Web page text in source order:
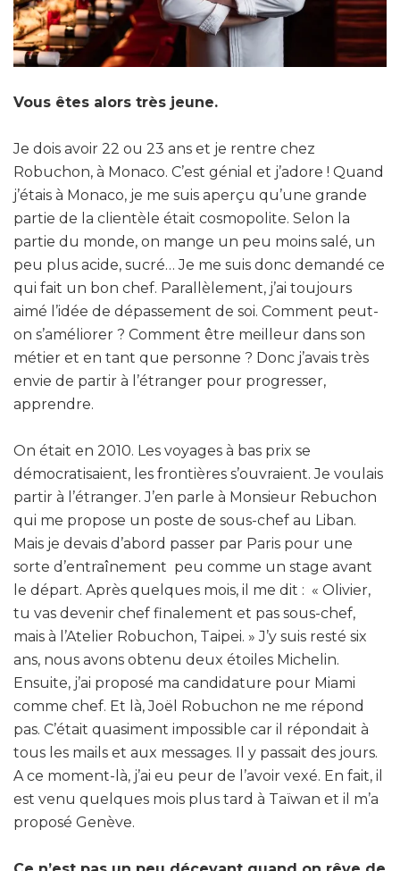
Vous êtes alors très jeune.
Je dois avoir 22 ou 23 ans et je rentre chez
Robuchon, à Monaco. C’est génial et j’adore ! Quand
j’étais à Monaco, je me suis aperçu qu’une grande
partie de la clientèle était cosmopolite. Selon la
partie du monde, on mange un peu moins salé, un
peu plus acide, sucré… Je me suis donc demandé ce
qui fait un bon chef. Parallèlement, j’ai toujours
aimé l’idée de dépassement de soi. Comment peut-
on s’améliorer ? Comment être meilleur dans son
métier et en tant que personne ? Donc j’avais très
envie de partir à l’étranger pour progresser,
apprendre.
On était en 2010. Les voyages à bas prix se
démocratisaient, les frontières s’ouvraient. Je voulais
partir à l’étranger. J’en parle à Monsieur Rebuchon
qui me propose un poste de sous-chef au Liban.
Mais je devais d’abord passer par Paris pour une
sorte d’entraînement peu comme un stage avant
le départ. Après quelques mois, il me dit : « Olivier,
tu vas devenir chef finalement et pas sous-chef,
mais à l’Atelier Robuchon, Taipei. » J’y suis resté six
ans, nous avons obtenu deux étoiles Michelin.
Ensuite, j’ai proposé ma candidature pour Miami
comme chef. Et là, Joël Robuchon ne me répond
pas. C’était quasiment impossible car il répondait à
tous les mails et aux messages. Il y passait des jours.
A ce moment-là, j’ai eu peur de l’avoir vexé. En fait, il
est venu quelques mois plus tard à Taïwan et il m’a
proposé Genève.